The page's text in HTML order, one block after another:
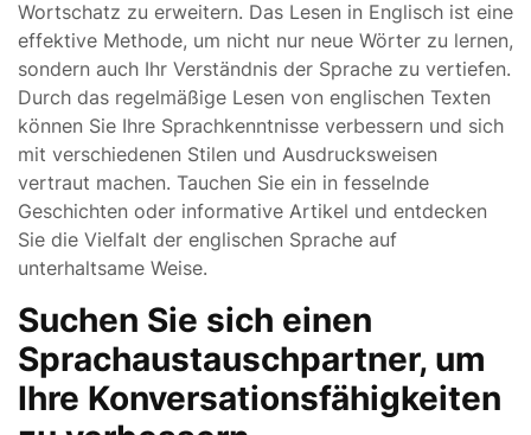
Wortschatz zu erweitern. Das Lesen in Englisch ist eine
effektive Methode, um nicht nur neue Wörter zu lernen,
sondern auch Ihr Verständnis der Sprache zu vertiefen.
Durch das regelmäßige Lesen von englischen Texten
können Sie Ihre Sprachkenntnisse verbessern und sich
mit verschiedenen Stilen und Ausdrucksweisen
vertraut machen. Tauchen Sie ein in fesselnde
Geschichten oder informative Artikel und entdecken
Sie die Vielfalt der englischen Sprache auf
unterhaltsame Weise.
Suchen Sie sich einen
Sprachaustauschpartner, um
Ihre Konversationsfähigkeiten